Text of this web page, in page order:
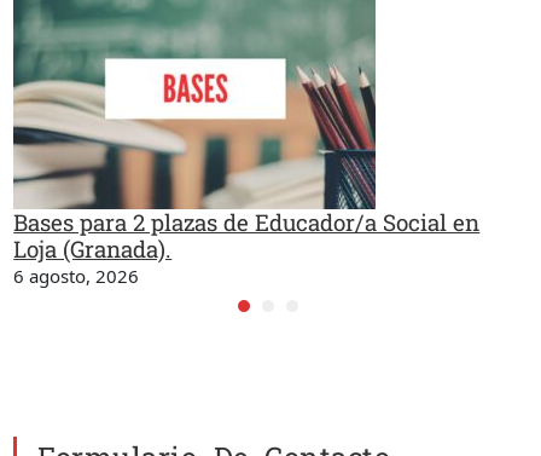
Bases para 2 plazas de Educador/a Social en
Loja (Granada).
6 agosto, 2026